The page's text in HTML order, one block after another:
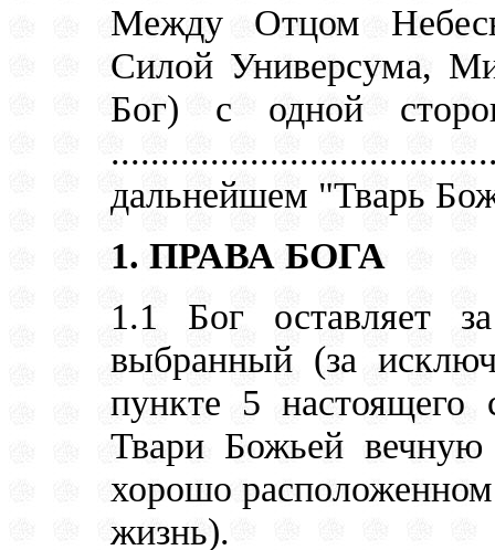
Между Отцом
Силой Универсума,
Бог) с одной
дальнейшем "Тварь
1. ПРАВА БОГА
1.1 Бог оставляет
выбранный (за
пункте 5 настоящего
Твари Божьей
хорошо
жизнь).